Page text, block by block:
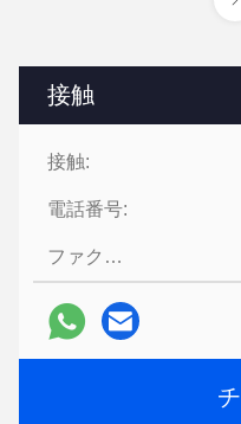
接触
接触:
電話番号:
ファクシミリ: